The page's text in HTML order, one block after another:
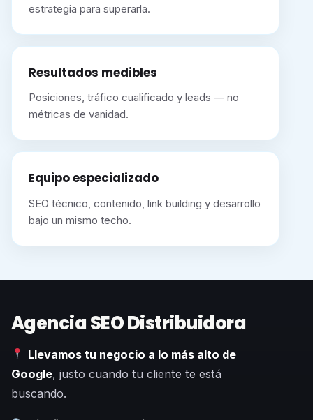
estrategia para superarla.
Resultados medibles
Posiciones, tráfico cualificado y leads — no
métricas de vanidad.
Equipo especializado
SEO técnico, contenido, link building y desarrollo
bajo un mismo techo.
Agencia SEO Distribuidora
Llevamos tu negocio a lo más alto de
Google, justo cuando tu cliente te está
buscando.